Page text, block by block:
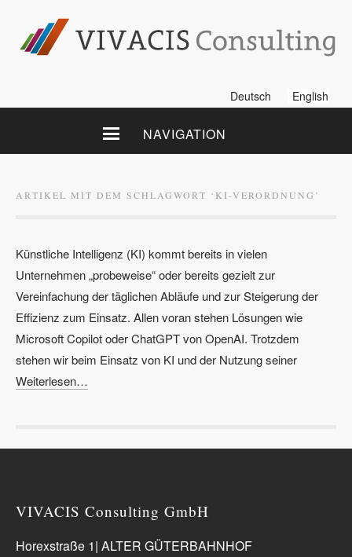
Deutsch English
NAVIGATION
ARTIKEL MIT DEM SCHLAGWORT ‘ KI-VERORDNUNG ’
Künstliche Intelligenz (KI) kommt bereits in vielen
Unternehmen „probeweise“ oder bereits gezielt zur
Vereinfachung der täglichen Abläufe und zur Steigerung der
Effizienz zum Einsatz. Allen voran stehen Lösungen wie
Microsoft Copilot oder ChatGPT von OpenAI. Trotzdem
stehen wir beim Einsatz von KI und der Nutzung seiner
Weiterlesen…
VIVACIS Consulting GmbH
Horexstraße 1| ALTER GÜTERBAHNHOF